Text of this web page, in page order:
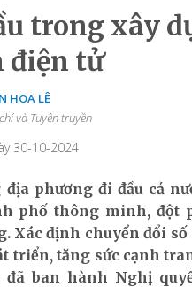
trong xây
điện tử
HOA LÊ
và Tuyên truyền
30-10-2024
phương đi đầu cả
phố thông minh, đột
định chuyển đổi số
triển, tăng sức cạnh
ban hành Nghị